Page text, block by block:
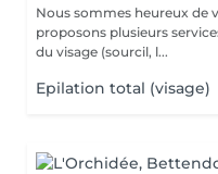
Nous sommes heureux de
proposons plusieurs services : La manucure : au vernis
du visage (sourcil, l...
Epilation total (visage)